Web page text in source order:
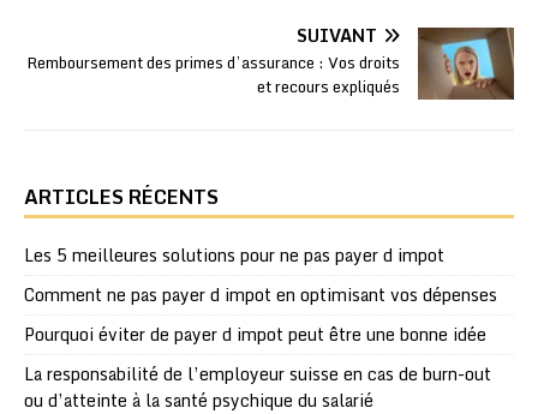
SUIVANT
Remboursement des primes d’assurance : Vos droits
et recours expliqués
ARTICLES RÉCENTS
Les 5 meilleures solutions pour ne pas payer d impot
Comment ne pas payer d impot en optimisant vos dépenses
Pourquoi éviter de payer d impot peut être une bonne idée
La responsabilité de l’employeur suisse en cas de burn-out
ou d’atteinte à la santé psychique du salarié